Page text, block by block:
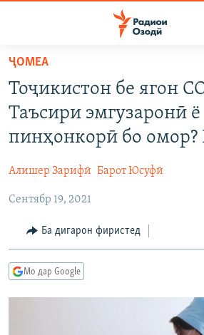
Ҷаҳиш
мояи
аслӣ
ба
феҳристи
Ҷаҳиш
ҷустор
ҚАЗИЯИ "КРОКУС"
ОСИЁИ МАРКАЗӢ
ФАРҲАНГ
ВАРЗИШ
ГАПИ ОЗОД
РӮЗГОРИ МУҲОҶИР
ТАҲҚИҚОТ
ҶАНГ ДАР УКРАИНА
НАЗАРИ МАРДУМ
ОЗОДӢ ОНЛАЙН
ВИДЕО
РӮЙХАТҲО
ҶОМEА
Тоҷикистон бе ягон
Таъсири эмгузаронӣ ё
пинҳонкорӣ бо
Алишер Зарифӣ Барот Юсуфӣ
Сентябр 19, 2021
Ба дигарон фиристед
Мо дар Google